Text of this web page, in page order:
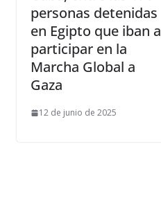
personas detenidas
en Egipto que iban a
participar en la
Marcha Global a
Gaza
12 de junio de 2025